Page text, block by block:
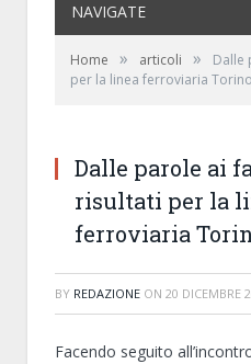
NAVIGATE
Home » articoli »
Dalle
per la linea ferroviaria
Dalle parole ai
risultati per la
ferroviaria
BY REDAZIONE ON 20 DICEMBRE
Facendo seguito